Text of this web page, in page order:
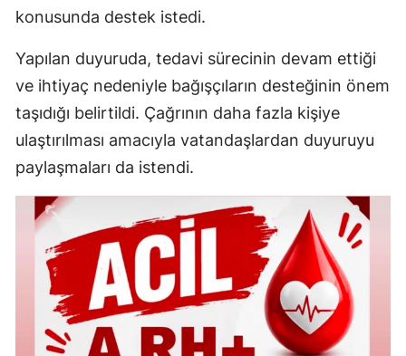
konusunda destek istedi.
Yapılan duyuruda, tedavi sürecinin devam ettiği
ve ihtiyaç nedeniyle bağışçıların desteğinin önem
taşıdığı belirtildi. Çağrının daha fazla kişiye
ulaştırılması amacıyla vatandaşlardan duyuruyu
paylaşmaları da istendi.